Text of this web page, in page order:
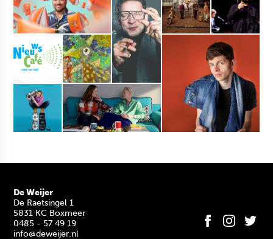
De Weijer
De Raetsingel 1
5831 KC Boxmeer
0485 - 57 49 19
info@deweijer.nl